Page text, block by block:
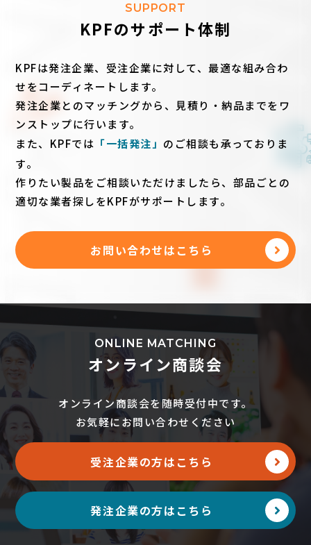
SUPPORT
KPFのサポート体制
KPFは発注企業、受注企業に対して、最適な組み合わ
せをコーディネートします。
発注企業とのマッチングから、見積り・納品までをワ
ンストップに行います。
また、KPFでは 「一括発注」 のご相談も承っておりま
す。
作りたい製品をご相談いただけましたら、部品ごとの
適切な業者探しをKPFがサポートします。
お問い合わせはこちら
ONLINE MATCHING
オンライン商談会
オンライン商談会を随時受付中です。
お気軽にお問い合わせください
受注企業の方はこちら
発注企業の方はこちら